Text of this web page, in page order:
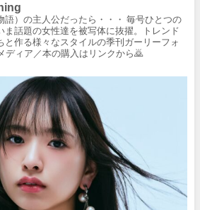
語）の主人公だったら・・・
毎号ひとつの
ま話題の女性達を被写体に抜擢。トレンド
と作る様々なスタイルの季刊ガーリーフォ
ディア／本の購入はリンクから🙇